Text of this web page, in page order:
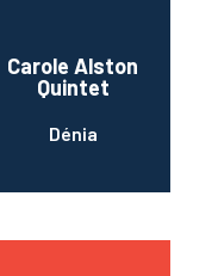
Carole Alston
Quintet
Dénia